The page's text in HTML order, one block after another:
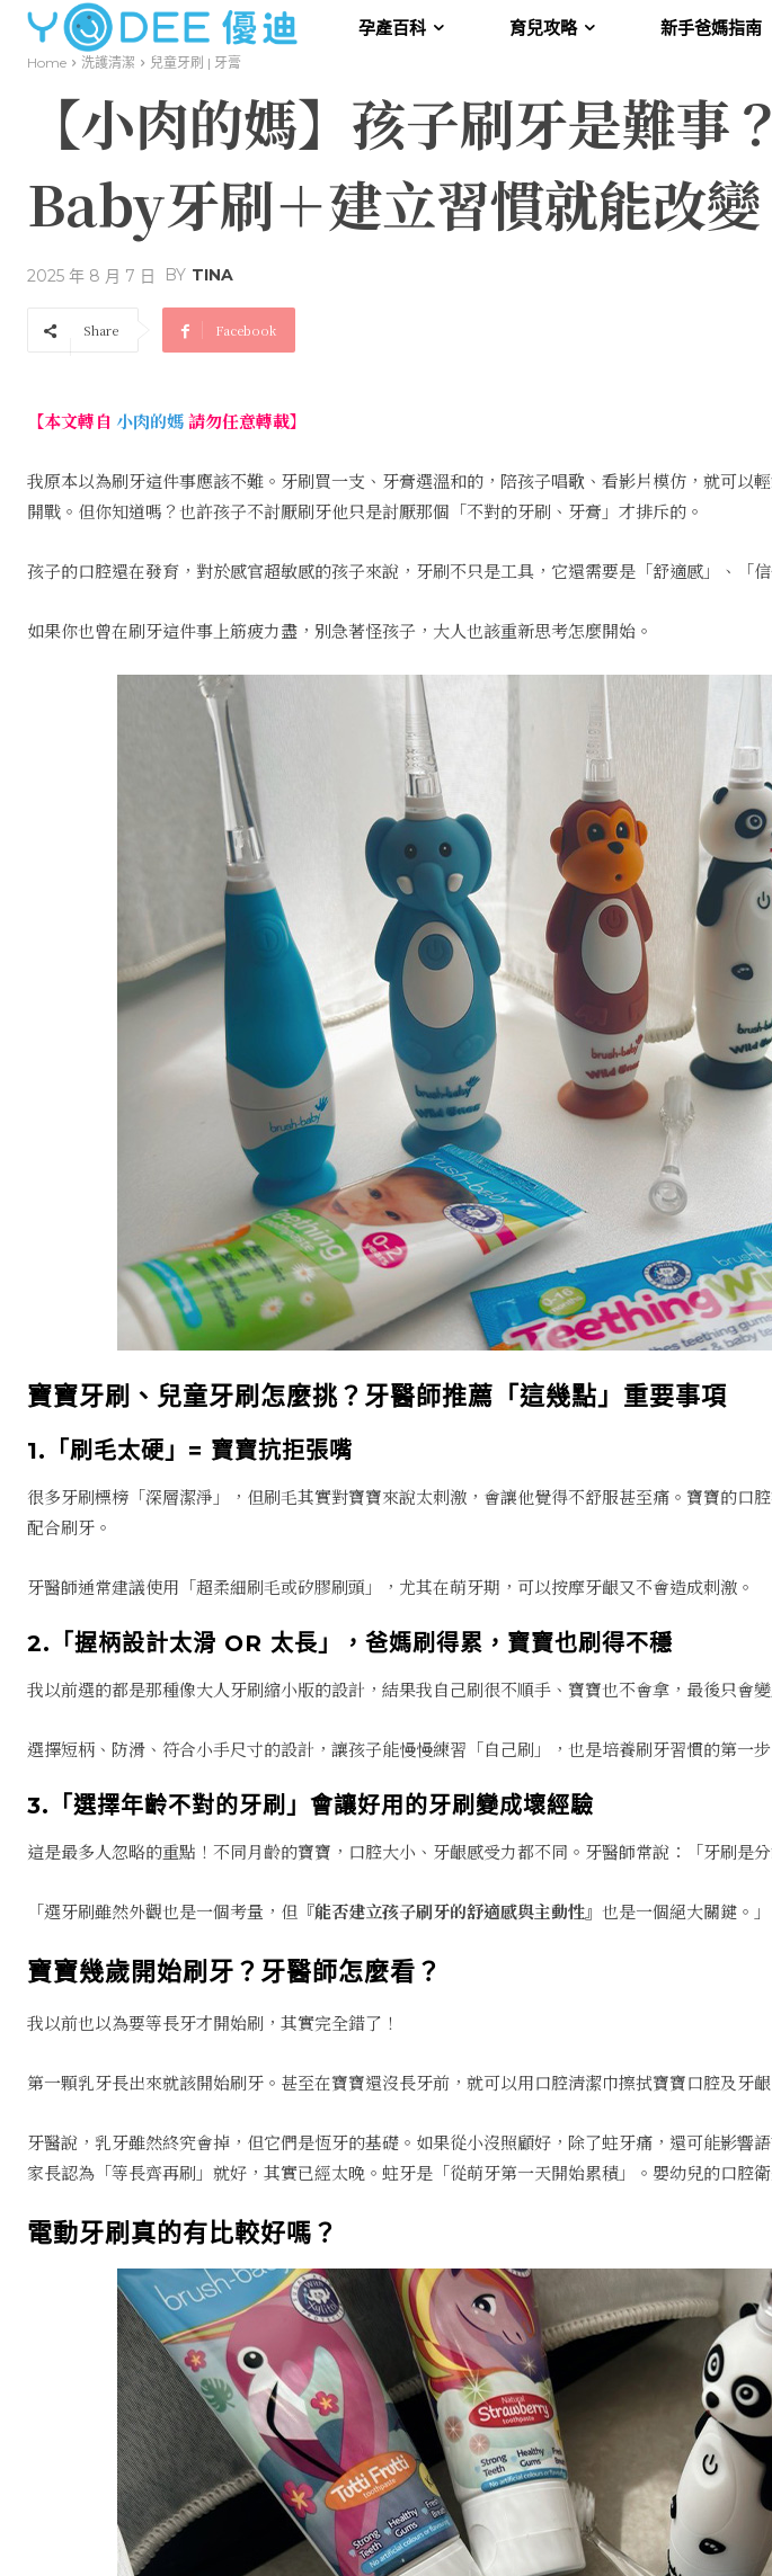
孕產百科 育兒攻略 新手爸媽指南
Home 洗護清潔 兒童牙刷 | 牙膏
【小肉的媽】孩子刷牙是難
Baby牙刷＋建立習慣就能改變
2025 年 8 月 7 日 BY TINA
Share Facebook
【本文轉自 小肉的媽請勿任意轉載】
我原本以為刷牙這件事應該不難。牙刷買一支、牙膏選溫和的，陪孩子唱歌、看影片模仿，就可以
開戰。但你知道嗎？也許孩子不討厭刷牙他只是討厭那個「不對的牙刷、牙膏」才排斥的。
孩子的口腔還在發育，對於感官超敏感的孩子來說，牙刷不只是工具，它還需要是「舒適感」、「
如果你也曾在刷牙這件事上筋疲力盡，別急著怪孩子，大人也該重新思考怎麼開始。
寶寶牙刷、兒童牙刷怎麼挑？牙醫師推薦「這幾點」重要事項
1.「刷毛太硬」= 寶寶抗拒張嘴
很多牙刷標榜「深層潔淨」，但刷毛其實對寶寶來說太刺激，會讓他覺得不舒服甚至痛。寶寶的口
配合刷牙。
牙醫師通常建議使用「超柔細刷毛或矽膠刷頭」，尤其在萌牙期，可以按摩牙齦又不會造成刺激。
2.「握柄設計太滑 OR 太長」，爸媽刷得累，寶寶也刷得不穩
我以前選的都是那種像大人牙刷縮小版的設計，結果我自己刷很不順手、寶寶也不會拿，最後只會變
選擇短柄、防滑、符合小手尺寸的設計，讓孩子能慢慢練習「自己刷」，也是培養刷牙習慣的第一步
3.「選擇年齡不對的牙刷」會讓好用的牙刷變成壞經驗
這是最多人忽略的重點！不同月齡的寶寶，口腔大小、牙齦感受力都不同。牙醫師常說：「牙刷是
「選牙刷雖然外觀也是一個考量，但『能否建立孩子刷牙的舒適感與主動性』也是一個絕大關鍵。」
寶寶幾歲開始刷牙？牙醫師怎麼看？
我以前也以為要等長牙才開始刷，其實完全錯了！
第一顆乳牙長出來就該開始刷牙。甚至在寶寶還沒長牙前，就可以用口腔清潔巾擦拭寶寶口腔及牙
牙醫說，乳牙雖然終究會掉，但它們是恆牙的基礎。如果從小沒照顧好，除了蛀牙痛，還可能影響
家長認為「等長齊再刷」就好，其實已經太晚。蛀牙是「從萌牙第一天開始累積」。嬰幼兒的口腔
電動牙刷真的有比較好嗎？